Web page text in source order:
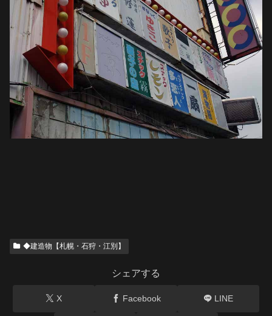
◆建造物【札幌・石狩・江別】
シェアする
X Facebook LINE